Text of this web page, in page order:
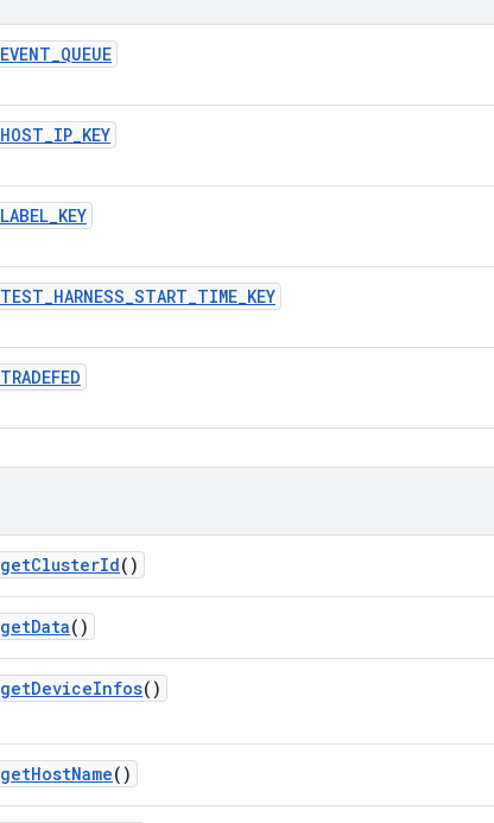
EVENT_QUEUE
HOST_IP_KEY
LABEL_KEY
TEST_HARNESS_START_TIME_KEY
TRADEFED
getClusterId()
getData()
getDeviceInfos()
getHostName()